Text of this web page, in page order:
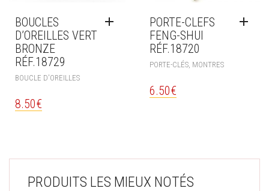
BOUCLES
D’OREILLES VERT
BRONZE
RÉF.18729
BOUCLE D'OREILLES
8.50€
PORTE-CLEFS
FENG-SHUI
RÉF.18720
PORTE-CLÉS, MONTRES
6.50€
PRODUITS LES MIEUX NOTÉS